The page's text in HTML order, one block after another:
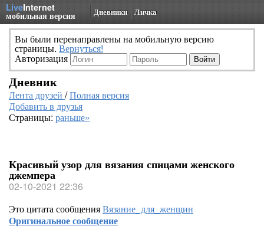
LiveInternet
мобильная версия Дневники Личка
Вы были перенаправлены на мобильную версию
страницы. Вернуться!
Авторизация
Дневник
Лента друзей /Полная версия
Добавить в друзья
Страницы: раньше»
Красивый узор для вязания спицами женского
джемпера
02-10-2021 22:36
Это цитата сообщенияВязание_для_женщин
Оригинальное сообщение